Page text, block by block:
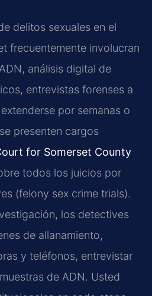
delitos sexuales en el
frecuentemente involucran
análisis digital de
entrevistas forenses a
por semanas o
presenten cargos
for Somerset County
todos los juicios por
(felony sex crime trials).
los detectives
de allanamiento,
y teléfonos, entrevistar
de ADN. Usted